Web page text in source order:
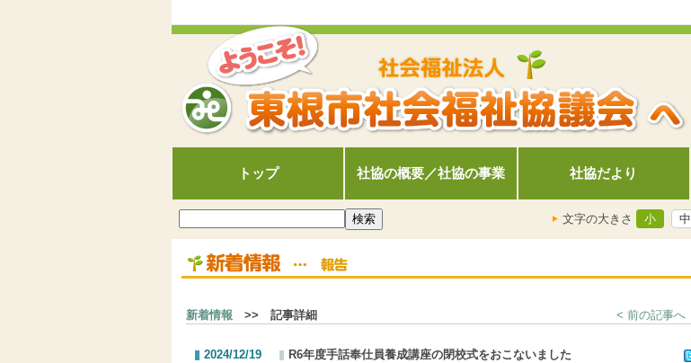
トップ 社協の概要／社協の事業 社協だより
文字の大きさ 小 中
新着情報 >> 記事詳細 < 前の記事へ
2024/12/19 R6年度手話奉仕員養成講座の閉校式をおこないました